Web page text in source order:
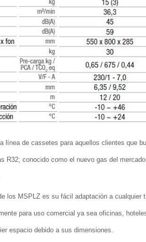
línea de cassetes para aquellos clientes que
R32; conocido como el nuevo gas del
los MSPLZ es su fácil adaptación a cualquier
para uso comercial ya sea oficinas,
espacio debido a sus dimensiones.